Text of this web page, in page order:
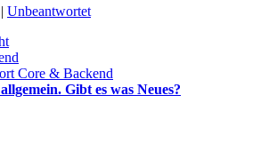
| Unbeantwortet
Core & Backend
Gibt es was Neues?